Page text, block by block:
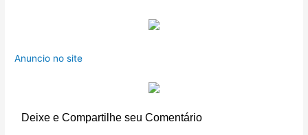
Anuncio no site
Deixe e Compartilhe seu Comentário